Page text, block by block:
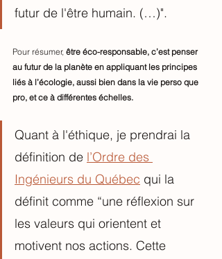
futur de l'être humain. (…)".
Pour résumer, être éco-responsable, c’est penser
au futur de la planète en appliquant les principes
liés à l’écologie, aussi bien dans la vie perso que
pro, et ce à différentes échelles.
Quant à l'éthique, je prendrai la
définition de l’Ordre des
Ingénieurs du Québec qui la
définit comme “une réflexion sur
les valeurs qui orientent et
motivent nos actions. Cette